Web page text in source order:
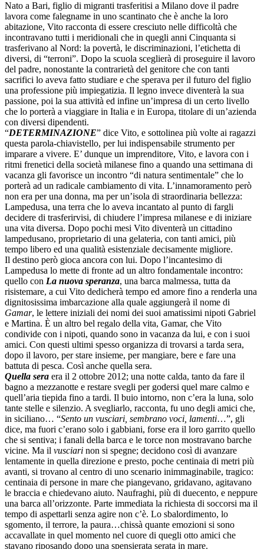
Nato a Bari, figlio di migranti trasferitisi a Milano dove il padre
lavora come falegname in uno scantinato che è anche la loro
abitazione, Vito racconta di essere cresciuto nelle difficoltà che
incontravano tutti i meridionali che in quegli anni Cinquanta si
trasferivano al Nord: la povertà, le discriminazioni, l’etichetta di
diversi, di “terroni”. Dopo la scuola sceglierà di proseguire il lavoro
del padre, nonostante la contrarietà del genitore che con tanti
sacrifici lo aveva fatto studiare e che sperava per il futuro del figlio
una professione più impiegatizia. Il legno invece diventerà la sua
passione, poi la sua attività ed infine un’impresa di un certo livello
che lo porterà a viaggiare in Italia e in Europa, titolare di un’azienda
con diversi dipendenti.
“DETERMINAZIONE” dice Vito, e sottolinea più volte ai ragazzi
questa parola-chiavistello, per lui indispensabile strumento per
imparare a vivere. E’ dunque un imprenditore, Vito, e lavora con i
ritmi frenetici della società milanese fino a quando una settimana di
vacanza gli favorisce un incontro “di natura sentimentale” che lo
porterà ad un radicale cambiamento di vita. L’innamoramento però
non era per una donna, ma per un’isola di straordinaria bellezza:
Lampedusa, una terra che lo aveva incantato al punto di fargli
decidere di trasferirvisi, di chiudere l’impresa milanese e di iniziare
una vita diversa. Dopo pochi mesi Vito diventerà un cittadino
lampedusano, proprietario di una gelateria, con tanti amici, più
tempo libero ed una qualità esistenziale decisamente migliore.
Il destino però gioca ancora con lui. Dopo l’incantesimo di
Lampedusa lo mette di fronte ad un altro fondamentale incontro:
quello con La nuova speranza, una barca malmessa, tutta da
risistemare, a cui Vito dedicherà tempo ed amore fino a renderla una
dignitosissima imbarcazione alla quale aggiungerà il nome di
Gamar, le lettere iniziali dei nomi dei suoi amatissimi nipoti Gabriel
e Martina. È un altro bel regalo della vita, Gamar, che Vito
condivide con i nipoti, quando sono in vacanza da lui, e con i suoi
amici. Con questi ultimi spesso organizza di trovarsi a tarda sera,
dopo il lavoro, per stare insieme, per mangiare, bere e fare una
battuta di pesca. Così anche quella sera.
Quella sera era il 2 ottobre 2012; una notte calda, tanto da fare il
bagno a mezzanotte e restare svegli per godersi quel mare calmo e
quell’aria tiepida fino a tardi. Il buio intorno, non c’era la luna, solo
tante stelle e silenzio. A svegliarlo, racconta, fu uno degli amici che,
in siciliano… “Sento un vusciari, sembrano voci, lamenti…”, gli
dice, ma fuori c’erano solo i gabbiani, forse era il loro garrito quello
che si sentiva; i fanali della barca e le torce non mostravano barche
vicine. Ma il vusciari non si spegne; decidono così di avanzare
lentamente in quella direzione e presto, poche centinaia di metri più
avanti, si trovano al centro di uno scenario inimmaginabile, tragico:
centinaia di persone in mare che piangevano, gridavano, agitavano
le braccia e chiedevano aiuto. Naufraghi, più di duecento, e neppure
una barca all’orizzonte. Parte immediata la richiesta di soccorsi ma il
tempo di aspettarli senza agire non c’è. Lo sbalordimento, lo
sgomento, il terrore, la paura…chissà quante emozioni si sono
accavallate in quel momento nel cuore di quegli otto amici che
stavano riposando dopo una spensierata serata in mare.